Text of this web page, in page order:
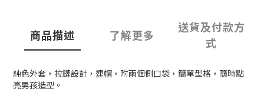
商品描述 了解更多
送貨及付款方
式
純色外套，拉鏈設計，連帽，附兩個側口袋，簡單型格，隨時點
亮男孩造型。